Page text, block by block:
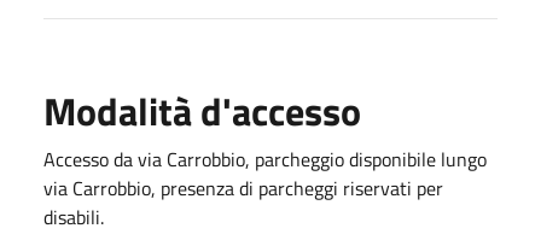
Modalità d'accesso
Accesso da via Carrobbio, parcheggio disponibile lungo
via Carrobbio, presenza di parcheggi riservati per
disabili.